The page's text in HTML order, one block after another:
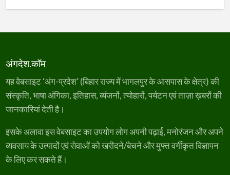
अंगदेश.कॉम
यह वेबसाइट ‘अंग-प्रदेश’ (बिहार राज्य में भागलपुर के आसपास के क्षेत्र) की
संस्कृति, भाषा अंगिका, इतिहास, व्यंजनों, त्योहारों, पर्यटन एवं ताज़ा ख़बरों की
जानकारियां देती है।
इसके अलावा इस वेबसाइट का उपयोग लोग अपनी पढ़ाई, मनोरंजन और अपने
व्यवसाय के उत्पादों एवं सेवाओं को खरीदने/बेचने और मुफ्त वर्गीकृत विज्ञापन
के लिए कर सकते हैं।